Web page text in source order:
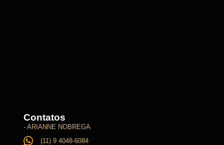
Contatos
- ARIANNE NOBREGA
(11) 9 4048-6084